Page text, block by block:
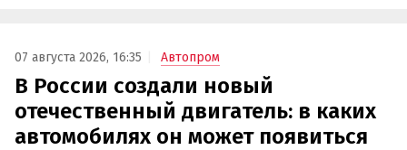
07 августа 2026, 16:35 Автопром
В России создали новый
отечественный двигатель: в каких
автомобилях он может появиться